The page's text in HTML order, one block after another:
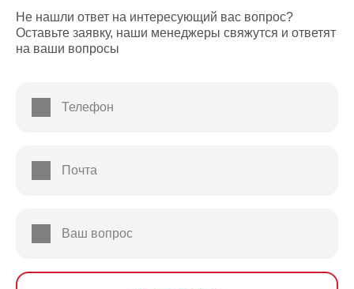
Не нашли ответ на интересующий вас вопрос?
Оставьте заявку, наши менеджеры свяжутся и ответят
на ваши вопросы